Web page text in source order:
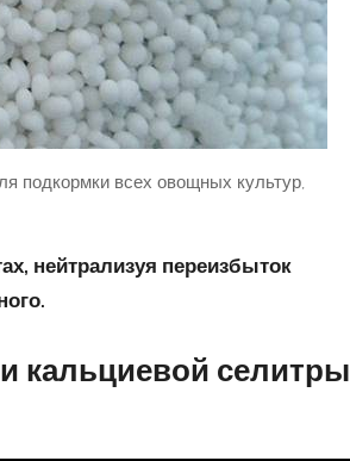
подкормки всех овощных культур,
нейтрализуя переизбыток
кальциевой селитры